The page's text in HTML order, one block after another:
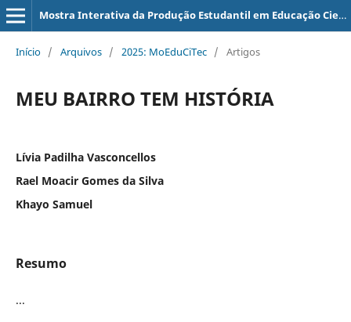
Mostra Interativa da Produção Estudantil em Educação Científica e Tecnológica
Início / Arquivos / 2025: MoEduCiTec / Artigos
MEU BAIRRO TEM HISTÓRIA
Lívia Padilha Vasconcellos
Rael Moacir Gomes da Silva
Khayo Samuel
Resumo
...